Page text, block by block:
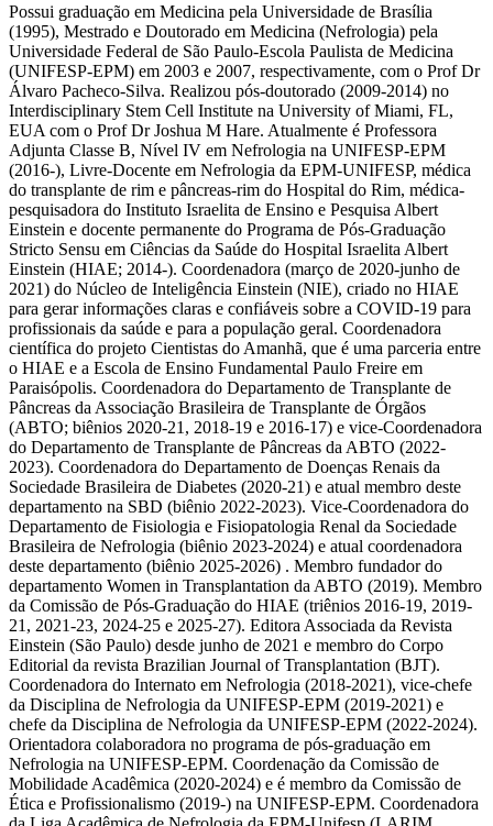
Possui graduação em Medicina pela Universidade de Brasília
(1995), Mestrado e Doutorado em Medicina (Nefrologia) pela
Universidade Federal de São Paulo-Escola Paulista de Medicina
(UNIFESP-EPM) em 2003 e 2007, respectivamente, com o Prof Dr
Álvaro Pacheco-Silva. Realizou pós-doutorado (2009-2014) no
Interdisciplinary Stem Cell Institute na University of Miami, FL,
EUA com o Prof Dr Joshua M Hare. Atualmente é Professora
Adjunta Classe B, Nível IV em Nefrologia na UNIFESP-EPM
(2016-), Livre-Docente em Nefrologia da EPM-UNIFESP, médica
do transplante de rim e pâncreas-rim do Hospital do Rim, médica-
pesquisadora do Instituto Israelita de Ensino e Pesquisa Albert
Einstein e docente permanente do Programa de Pós-Graduação
Stricto Sensu em Ciências da Saúde do Hospital Israelita Albert
Einstein (HIAE; 2014-). Coordenadora (março de 2020-junho de
2021) do Núcleo de Inteligência Einstein (NIE), criado no HIAE
para gerar informações claras e confiáveis sobre a COVID-19 para
profissionais da saúde e para a população geral. Coordenadora
científica do projeto Cientistas do Amanhã, que é uma parceria entre
o HIAE e a Escola de Ensino Fundamental Paulo Freire em
Paraisópolis. Coordenadora do Departamento de Transplante de
Pâncreas da Associação Brasileira de Transplante de Órgãos
(ABTO; biênios 2020-21, 2018-19 e 2016-17) e vice-Coordenadora
do Departamento de Transplante de Pâncreas da ABTO (2022-
2023). Coordenadora do Departamento de Doenças Renais da
Sociedade Brasileira de Diabetes (2020-21) e atual membro deste
departamento na SBD (biênio 2022-2023). Vice-Coordenadora do
Departamento de Fisiologia e Fisiopatologia Renal da Sociedade
Brasileira de Nefrologia (biênio 2023-2024) e atual coordenadora
deste departamento (biênio 2025-2026) . Membro fundador do
departamento Women in Transplantation da ABTO (2019). Membro
da Comissão de Pós-Graduação do HIAE (triênios 2016-19, 2019-
21, 2021-23, 2024-25 e 2025-27). Editora Associada da Revista
Einstein (São Paulo) desde junho de 2021 e membro do Corpo
Editorial da revista Brazilian Journal of Transplantation (BJT).
Coordenadora do Internato em Nefrologia (2018-2021), vice-chefe
da Disciplina de Nefrologia da UNIFESP-EPM (2019-2021) e
chefe da Disciplina de Nefrologia da UNIFESP-EPM (2022-2024).
Orientadora colaboradora no programa de pós-graduação em
Nefrologia na UNIFESP-EPM. Coordenação da Comissão de
Mobilidade Acadêmica (2020-2024) e é membro da Comissão de
Ética e Profissionalismo (2019-) na UNIFESP-EPM. Coordenadora